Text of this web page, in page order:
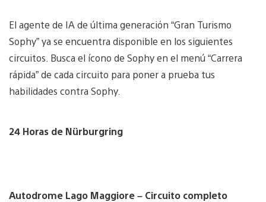
El agente de IA de última generación “Gran Turismo
Sophy” ya se encuentra disponible en los siguientes
circuitos. Busca el ícono de Sophy en el menú “Carrera
rápida” de cada circuito para poner a prueba tus
habilidades contra Sophy.
24 Horas de Nürburgring
Autodrome Lago Maggiore – Circuito completo